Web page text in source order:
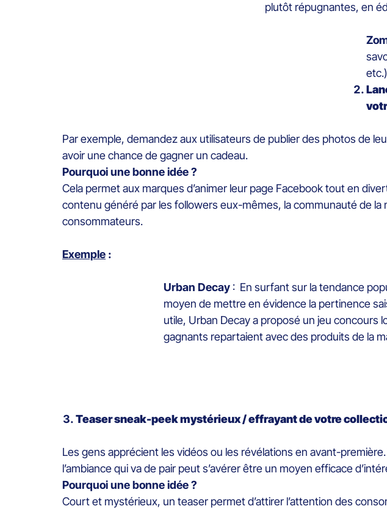
plutôt répugnantes, en
Par exemple, demandez aux utilisateurs de publier des photos de
avoir une chance de gagner un cadeau.
Pourquoi une bonne idée ?
Cela permet aux marques d’animer leur page Facebook tout en
contenu généré par les followers eux-mêmes, la communauté de
consommateurs.
Exemple :
Urban Decay : En surfant sur la tendance
moyen de mettre en évidence la pertinence
utile, Urban Decay a proposé un jeu concours
gagnants repartaient avec des produits de la
Teaser sneak-peek mystérieux / effrayant de votre
Les gens apprécient les vidéos ou les révélations en avant-première.
l’ambiance qui va de pair peut s’avérer être un moyen efficace
Pourquoi une bonne idée ?
Court et mystérieux, un teaser permet d’attirer l’attention des